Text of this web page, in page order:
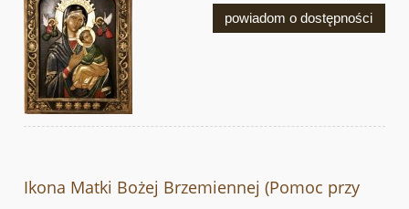
powiadom o dostępności
Ikona Matki Bożej Brzemiennej (Pomoc przy